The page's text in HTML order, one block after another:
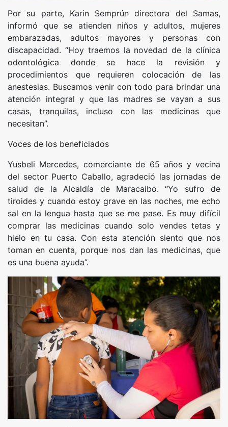
Por su parte, Karin Semprún directora del Samas,
informó que se atienden niños y adultos, mujeres
embarazadas, adultos mayores y personas con
discapacidad. “Hoy traemos la novedad de la clínica
odontológica donde se hace la revisión y
procedimientos que requieren colocación de las
anestesias. Buscamos venir con todo para brindar una
atención integral y que las madres se vayan a sus
casas, tranquilas, incluso con las medicinas que
necesitan”.
Voces de los beneficiados
Yusbeli Mercedes, comerciante de 65 años y vecina
del sector Puerto Caballo, agradeció las jornadas de
salud de la Alcaldía de Maracaibo. “Yo sufro de
tiroides y cuando estoy grave en las noches, me echo
sal en la lengua hasta que se me pase. Es muy difícil
comprar las medicinas cuando solo vendes tetas y
hielo en tu casa. Con esta atención siento que nos
toman en cuenta, porque nos dan las medicinas, que
es una buena ayuda”.